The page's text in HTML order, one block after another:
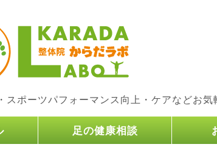
ポーツパフォーマンス向上・ケアなどお気
足の健康相談